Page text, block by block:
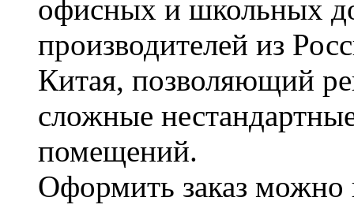
офисных и школьных
производителей из
Китая, позволяющий
сложные
помещений.
Оформить заказ можно